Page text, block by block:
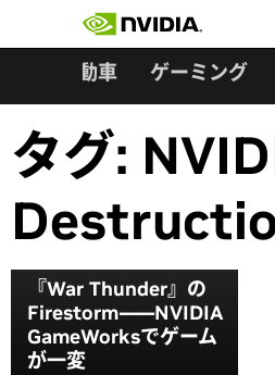
自動車 ゲーミング
タグ:
『War Thunder』の
Firestorm――NVIDIA
GameWorksでゲーム
が一変